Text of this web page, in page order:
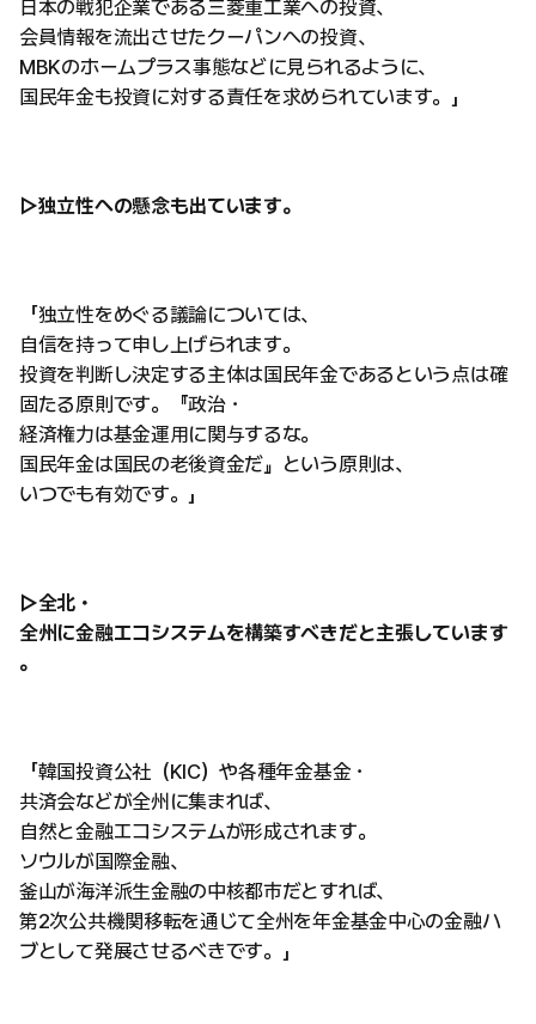
日本の戦犯企業である三菱重工業への投資、
会員情報を流出させたクーパンへの投資、
MBKのホームプラス事態などに見られるように、
国民年金も投資に対する責任を求められています。」
▷独立性への懸念も出ています。
「独立性をめぐる議論については、
自信を持って申し上げられます。
投資を判断し決定する主体は国民年金であるという点は確
固たる原則です。『政治・
経済権力は基金運用に関与するな。
国民年金は国民の老後資金だ』という原則は、
いつでも有効です。」
▷全北・
全州に金融エコシステムを構築すべきだと主張しています
。
「韓国投資公社（KIC）や各種年金基金・
共済会などが全州に集まれば、
自然と金融エコシステムが形成されます。
ソウルが国際金融、
釜山が海洋派生金融の中核都市だとすれば、
第2次公共機関移転を通じて全州を年金基金中心の金融ハ
ブとして発展させるべきです。」